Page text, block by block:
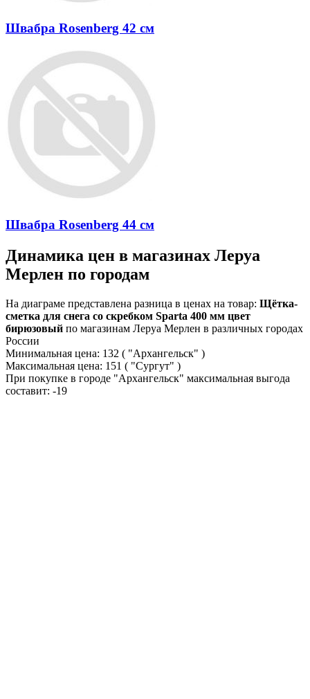
Швабра Rosenberg 42 см
Швабра Rosenberg 44 см
Динамика цен в магазинах Леруа
Мерлен по городам
На диаграме представлена разница в ценах на товар: Щётка-
сметка для снега со скребком Sparta 400 мм цвет
бирюзовый по магазинам Леруа Мерлен в различных городах
России
Минимальная цена: 132 ( "Архангельск" )
Максимальная цена: 151 ( "Сургут" )
При покупке в городе "Архангельск" максимальная выгода
составит: -19